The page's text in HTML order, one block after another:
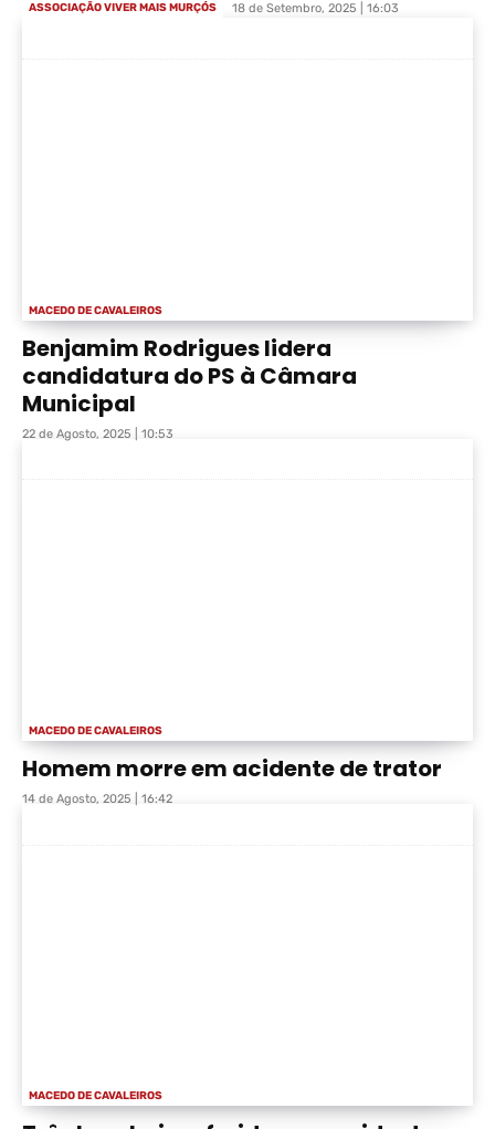
ASSOCIAÇÃO VIVER MAIS MURÇÓS 18 de Setembro, 2025 | 16:03
MACEDO DE CAVALEIROS
Benjamim Rodrigues lidera
candidatura do PS à Câmara
Municipal
22 de Agosto, 2025 | 10:53
MACEDO DE CAVALEIROS
Homem morre em acidente de trator
14 de Agosto, 2025 | 16:42
MACEDO DE CAVALEIROS